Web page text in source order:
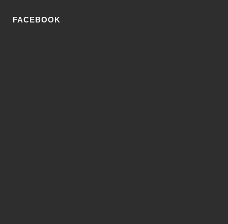
FACEBOOK